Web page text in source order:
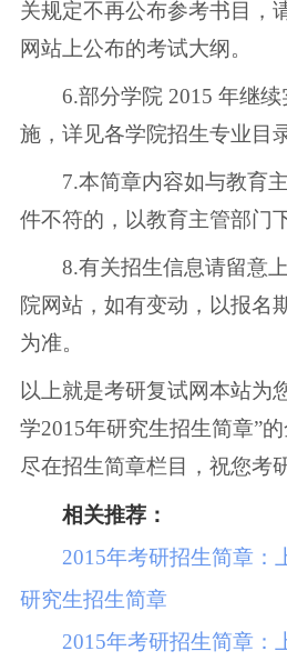
关规定不再公布参考书目，
网站上公布的考试大纲。
6.部分学院 2015 年继续
施，详见各学院招生专业目录
7.本简章内容如与教育主
件不符的，以教育主管部门
8.有关招生信息请留意上
院网站，如有变动，以报名
为准。
以上就是考研复试网本站为
学2015年研究生招生简章”
尽在招生简章栏目，祝您考
相关推荐：
2015年考研招生简章：
研究生招生简章
2015年考研招生简章：